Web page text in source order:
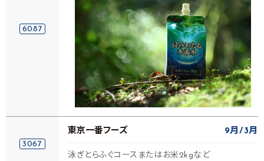
6087
3067
東京一番フーズ 9月 3月
泳ぎとらふぐコースまたはお米2kgなど